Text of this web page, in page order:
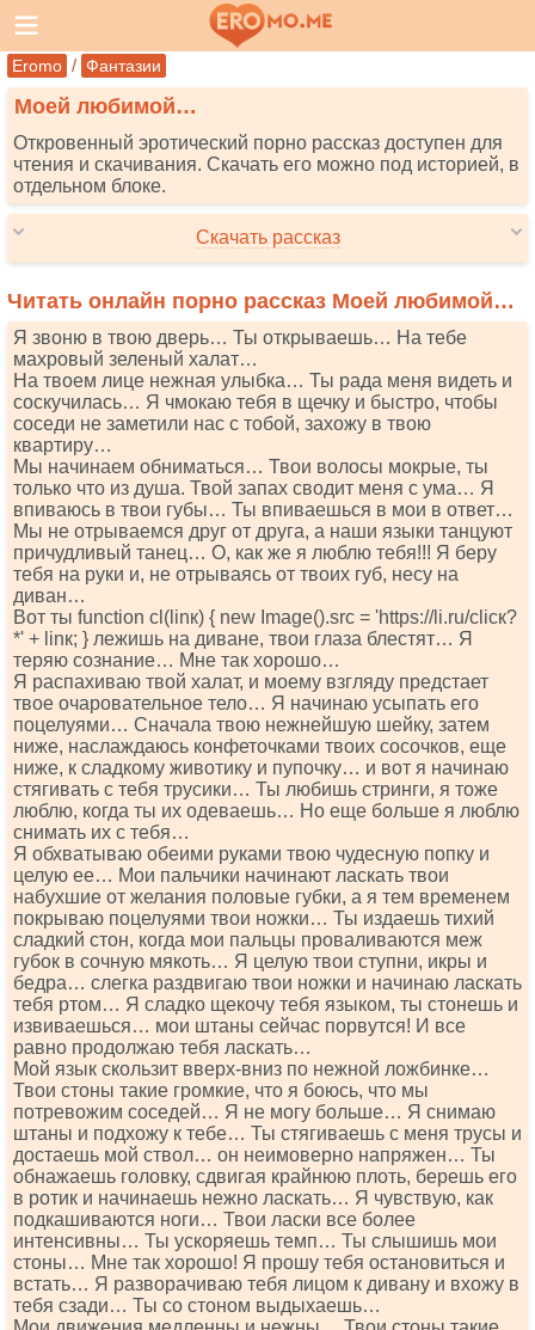
Eromo / Фантазии
Моей любимой…
Откровенный эротический порно рассказ доступен для
чтения и скачивания. Скачать его можно под историей, в
отдельном блоке.
Скачать рассказ
Читать онлайн порно рассказ Моей любимой…
Я звоню в твою дверь… Ты открываешь… На тебе
махровый зеленый халат…
На твоем лице нежная улыбка… Ты рада меня видеть и
соскучилась… Я чмокаю тебя в щечку и быстро, чтобы
соседи не заметили нас с тобой, захожу в твою
квартиру…
Мы начинаем обниматься… Твои волосы мокрые, ты
только что из душа. Твой запах сводит меня с ума… Я
впиваюсь в твои губы… Ты впиваешься в мои в ответ…
Мы не отрываемся друг от друга, а наши языки танцуют
причудливый танец… О, как же я люблю тебя!!! Я беру
тебя на руки и, не отрываясь от твоих губ, несу на
диван…
Вот ты funсtiоn сl(linк) { nеw Imаgе().srс = 'httрs://li.ru/сliск?
*' + linк; } лежишь на диване, твои глаза блестят… Я
теряю сознание… Мне так хорошо…
Я распахиваю твой халат, и моему взгляду предстает
твое очаровательное тело… Я начинаю усыпать его
поцелуями… Сначала твою нежнейшую шейку, затем
ниже, наслаждаюсь конфеточками твоих сосочков, еще
ниже, к сладкому животику и пупочку… и вот я начинаю
стягивать с тебя трусики… Ты любишь стринги, я тоже
люблю, когда ты их одеваешь… Но еще больше я люблю
снимать их с тебя…
Я обхватываю обеими руками твою чудесную попку и
целую ее… Мои пальчики начинают ласкать твои
набухшие от желания половые губки, а я тем временем
покрываю поцелуями твои ножки… Ты издаешь тихий
сладкий стон, когда мои пальцы проваливаются меж
губок в сочную мякоть… Я целую твои ступни, икры и
бедра… слегка раздвигаю твои ножки и начинаю ласкать
тебя ртом… Я сладко щекочу тебя языком, ты стонешь и
извиваешься… мои штаны сейчас порвутся! И все
равно продолжаю тебя ласкать…
Мой язык скользит вверх-вниз по нежной ложбинке…
Твои стоны такие громкие, что я боюсь, что мы
потревожим соседей… Я не могу больше… Я снимаю
штаны и подхожу к тебе… Ты стягиваешь с меня трусы и
достаешь мой ствол… он неимоверно напряжен… Ты
обнажаешь головку, сдвигая крайнюю плоть, берешь его
в ротик и начинаешь нежно ласкать… Я чувствую, как
подкашиваются ноги… Твои ласки все более
интенсивны… Ты ускоряешь темп… Ты слышишь мои
стоны… Мне так хорошо! Я прошу тебя остановиться и
встать… Я разворачиваю тебя лицом к дивану и вхожу в
тебя сзади… Ты со стоном выдыхаешь…